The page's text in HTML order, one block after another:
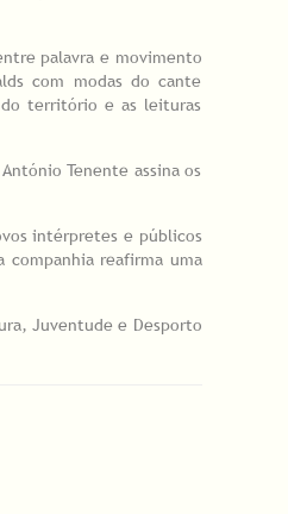
palavra e movimento
com modas do cante
território e as leituras
Tenente assina os
intérpretes e públicos
companhia reafirma uma
Juventude e Desporto